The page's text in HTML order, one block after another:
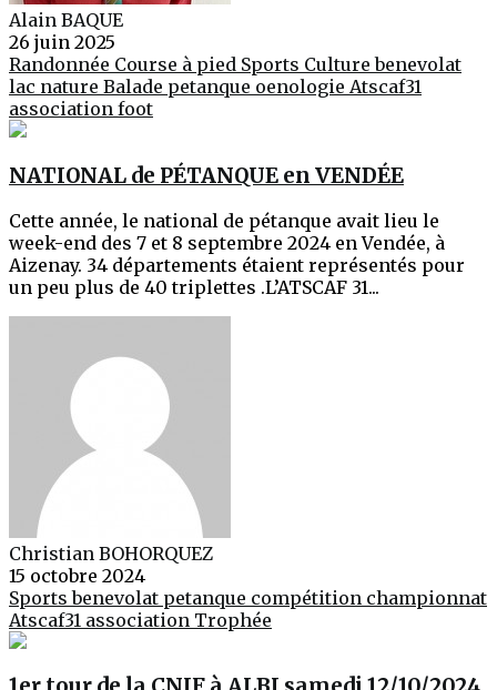
Alain BAQUE
26 juin 2025
Randonnée Course à pied Sports Culturebenevolat
lac nature Balade petanque oenologie Atscaf31
association foot
NATIONAL de PÉTANQUE en VENDÉE
Cette année, le national de pétanque avait lieu le
week-end des 7 et 8 septembre 2024 en Vendée, à
Aizenay. 34 départements étaient représentés pour
un peu plus de 40 triplettes .L’ATSCAF 31...
Christian BOHORQUEZ
15 octobre 2024
Sportsbenevolat petanque compétition championnat
Atscaf31 association Trophée